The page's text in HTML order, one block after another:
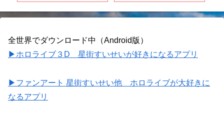
第
全世界でダウンロード中（Android版）
▶ホロライブ３D 星街すいせいが好きになるアプリ
▶ファンアート 星街すいせい他 ホロライブが大好きに
なるアプリ